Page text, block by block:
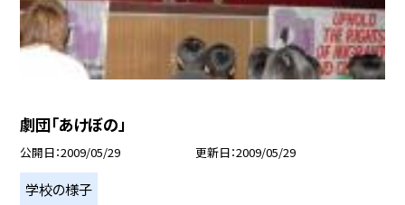
劇団「あけぼの」
公開日 2009/05/29 更新日 2009/05/29
学校の様子